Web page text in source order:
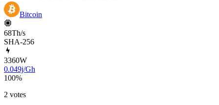
Bitcoin
68Th/s
SHA-256
3360W
0.049j/Gh
100%
2 votes